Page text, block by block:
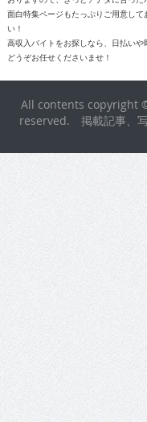
高収入バイトをお探しなら、日払いや
どうぞお任せくださいませ！
All contents copyright
reserved. 掲載記事、写